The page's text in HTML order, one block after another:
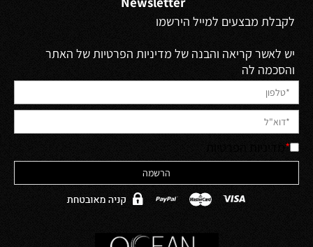
לקבלת מבצעים למייל הירשמו
יש לאשר קריאה והבנה של מדיניות הפרטיות של האתר
והסכמה לה
*